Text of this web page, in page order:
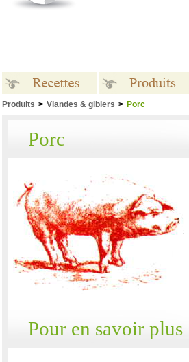
Produits > Viandes & gibiers > Porc
Porc
Pour en savoir plus